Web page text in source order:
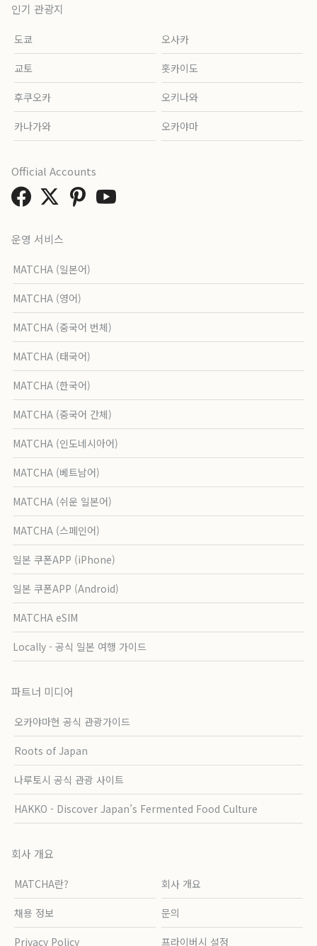
인기 관광지
도쿄 오사카
교토 홋카이도
후쿠오카 오키나와
카나가와 오카야마
운영 서비스
MATCHA (일본어)
MATCHA (영어)
MATCHA (중국어 번체)
MATCHA (태국어)
MATCHA (한국어)
MATCHA (중국어 간체)
MATCHA (인도네시아어)
MATCHA (베트남어)
MATCHA (쉬운 일본어)
MATCHA (스페인어)
일본 쿠폰APP (iPhone)
일본 쿠폰APP (Android)
MATCHA eSIM
Locally - 공식 일본 여행 가이드
파트너 미디어
오카야마현 공식 관광가이드
Roots of Japan
나루토시 공식 관광 사이트
HAKKO - Discover Japan’s Fermented Food Culture
회사 개요
MATCHA란? 회사 개요
채용 정보 문의
Privacy Policy 프라이버시 설정
Official Accounts